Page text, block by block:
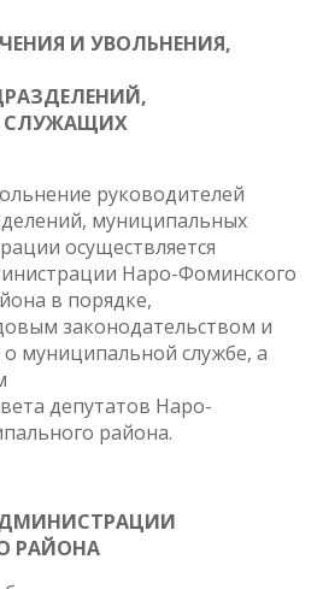
И УВОЛЬНЕНИЯ,
СЛУЖАЩИХ
руководителей
муниципальных
осуществляется
Наро-Фоминского
в порядке,
законодательством и
муниципальной службе, а
депутатов Наро-
района.
РАЙОНА